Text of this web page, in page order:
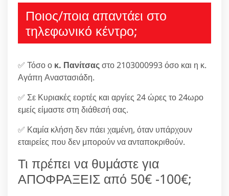
Ποιος/ποια απαντάει στο
τηλεφωνικό κέντρο;
✅ Τόσο ο κ. Πανίτσαςστο 2103000993 όσο και η κ.
Αγάπη Αναστασιάδη.
✅ Σε Κυριακές εορτές και αργίες 24 ώρες το 24ωρο
εμείς είμαστε στη διάθεσή σας.
✅ Καμία κλήση δεν πάει χαμένη, όταν υπάρχουν
εταιρείες που δεν μπορούν να ανταποκριθούν.
Τι πρέπει να θυμάστε για
ΑΠΟΦΡΑΞΕΙΣ από 50€ -100€;